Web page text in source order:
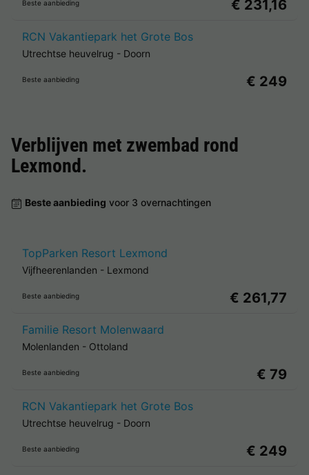
Beste aanbieding € 231,16
RCN Vakantiepark het Grote Bos
Utrechtse heuvelrug - Doorn
Beste aanbieding € 249
Verblijven met zwembad rond
Lexmond.
Beste aanbieding voor 3 overnachtingen
TopParken Resort Lexmond
Vijfheerenlanden - Lexmond
Beste aanbieding € 261,77
Familie Resort Molenwaard
Molenlanden - Ottoland
Beste aanbieding € 79
RCN Vakantiepark het Grote Bos
Utrechtse heuvelrug - Doorn
Beste aanbieding € 249